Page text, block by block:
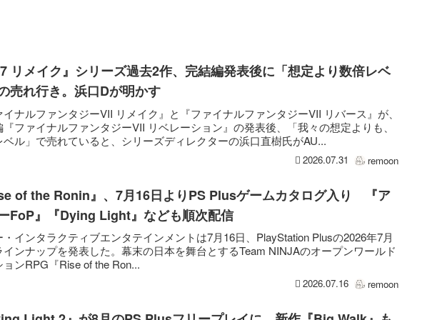
リメイク』シリーズ過去2作、完結編発表後に「想定より数倍レベ
売れ行き。浜口Dが明かす
イナルファンタジーVII リメイク』と『ファイナルファンタジーVII リバース』が、
『ファイナルファンタジーVII リベレーション』の発表後、「我々の想定よりも、
ベル」で売れていると、シリーズディレクターの浜口直樹氏がAU...
2026.07.31 remoon
of the Ronin』、7月16日よりPS Plusゲームカタログ入り 『ア
FoP』『Dying Light』なども順次配信
・インタラクティブエンタテインメントは7月16日、PlayStation Plusの2026年7月
インナップを発表した。幕末の日本を舞台とするTeam NINJAのオープンワールド
ョンRPG『Rise of the Ron...
2026.07.16 remoon